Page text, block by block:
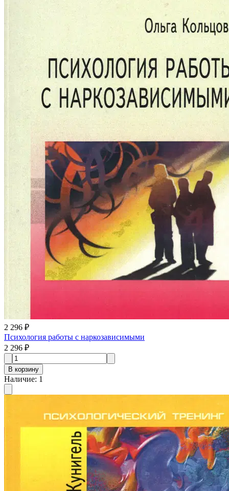
2 296 ₽
Психология работы с наркозависимыми
2 296 ₽
В корзину
Наличие: 1